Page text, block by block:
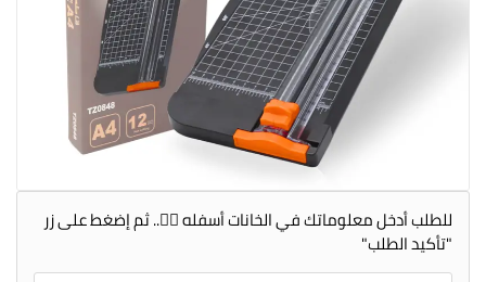
للطلب أدخل معلوماتك في الخانات أسفله 👇🏻.. ثم إضغط على زر
"تأكيد الطلب"